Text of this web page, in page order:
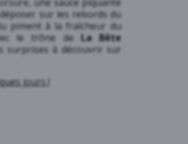
sur les rebords du
piment à la fraîcheur du
le trône de La Bête
surprises à découvrir sur
jours !